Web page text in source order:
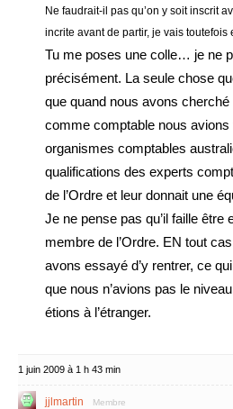
Ne faudrait-il pas qu’on y soit inscrit
incrite avant de partir, je vais toutefois
Tu me poses une colle… je ne
précisément. La seule chose
que quand nous avons
comme comptable nous avions
organismes comptables
qualifications des experts
de l’Ordre et leur donnait une
Je ne pense pas qu’il faille être
membre de l’Ordre. EN tout
avons essayé d’y rentrer, ce
que nous n’avions pas le
étions à l’étranger.
1 juin 2009 à 1 h 43 min
jjlmartin Membre